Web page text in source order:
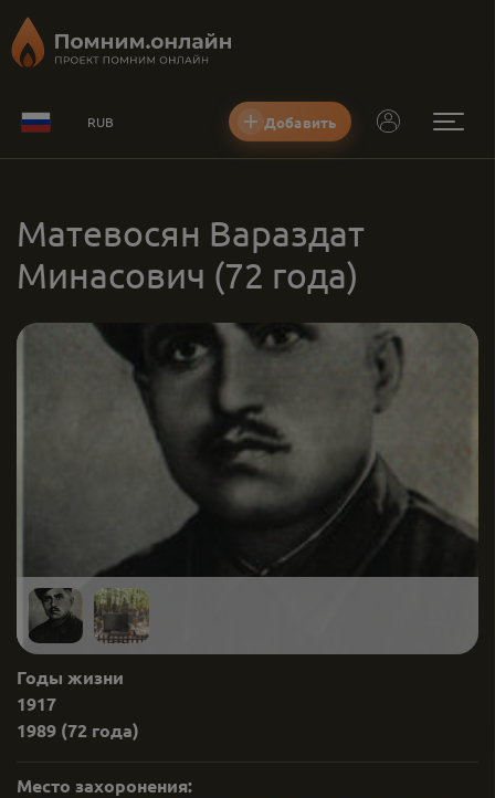
RUB Добавить
Матевосян Вараздат
Минасович (72 года)
Годы жизни
1917
1989 (72 года)
Место захоронения: